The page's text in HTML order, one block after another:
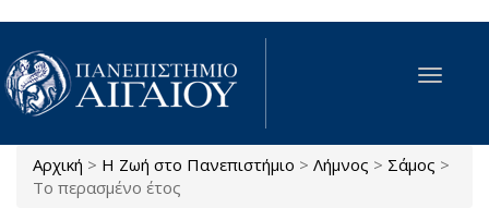
Παράκαμψη προς το κυρίως περιεχόμενο
Toggle
Είστε εδώ
Αρχική > Η Ζωή στο Πανεπιστήμιο > Λήμνος > Σάμος >
Το περασμένο έτος